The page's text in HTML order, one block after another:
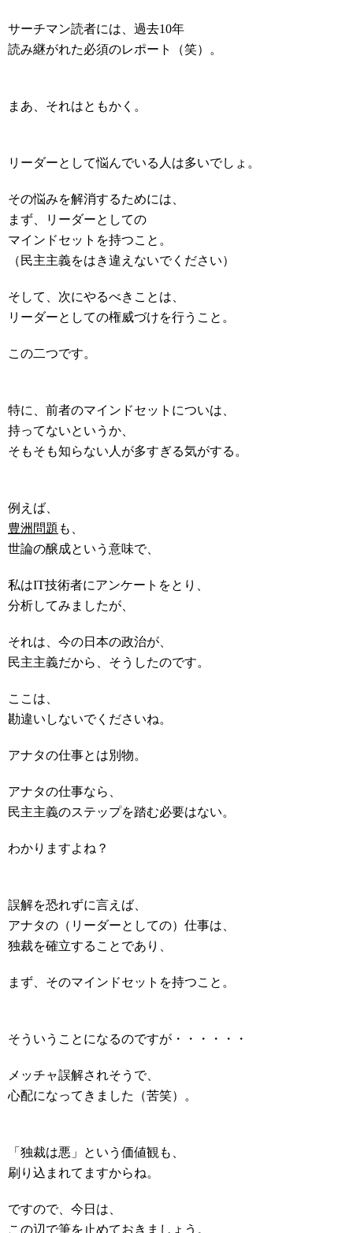
サーチマン読者には、過去10年
読み継がれた必須のレポート（笑）。
まあ、それはともかく。
リーダーとして悩んでいる人は多いでしょ。
その悩みを解消するためには、
まず、リーダーとしての
マインドセットを持つこと。
（民主主義をはき違えないでください）
そして、次にやるべきことは、
リーダーとしての権威づけを行うこと。
この二つです。
特に、前者のマインドセットについは、
持ってないというか、
そもそも知らない人が多すぎる気がする。
例えば、
豊洲問題 も、
世論の醸成という意味で、
私はIT技術者にアンケートをとり、
分析してみましたが、
それは、今の日本の政治が、
民主主義だから、そうしたのです。
ここは、
勘違いしないでくださいね。
アナタの仕事とは別物。
アナタの仕事なら、
民主主義のステップを踏む必要はない。
わかりますよね？
誤解を恐れずに言えば、
アナタの（リーダーとしての）仕事は、
独裁を確立することであり、
まず、そのマインドセットを持つこと。
そういうことになるのですが・・・・・・
メッチャ誤解されそうで、
心配になってきました（苦笑）。
「独裁は悪」という価値観も、
刷り込まれてますからね。
ですので、今日は、
この辺で筆を止めておきましょう。